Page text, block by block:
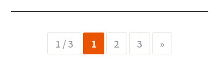
て解説します。 どんなクルマが欲しいか考えるときの
けないのが、どんなクルマが欲しいかと...
1 / 3 1 2 3 »